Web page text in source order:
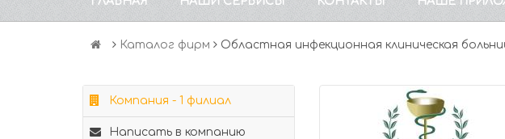
Каталог фирм Областная инфекционная клиническая
Компания - 1 филиал
Написать в компанию